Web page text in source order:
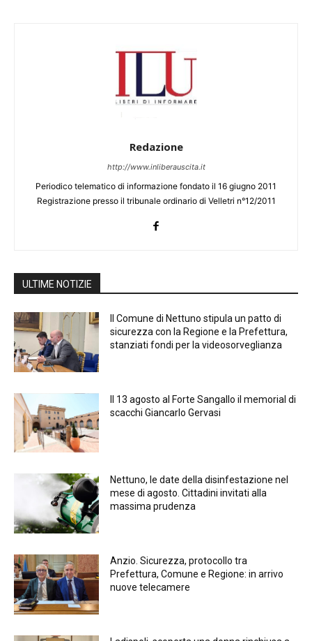
Redazione
http://www.inliberauscita.it
Periodico telematico di informazione fondato il 16 giugno 2011
Registrazione presso il tribunale ordinario di Velletri n°12/2011
ULTIME NOTIZIE
Il Comune di Nettuno stipula un patto di
sicurezza con la Regione e la Prefettura,
stanziati fondi per la videosorveglianza
Il 13 agosto al Forte Sangallo il memorial di
scacchi Giancarlo Gervasi
Nettuno, le date della disinfestazione nel
mese di agosto. Cittadini invitati alla
massima prudenza
Anzio. Sicurezza, protocollo tra
Prefettura, Comune e Regione: in arrivo
nuove telecamere